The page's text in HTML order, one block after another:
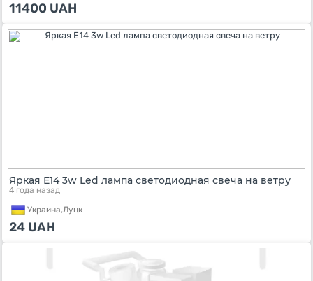
11400 UAH
Яркая E14 3w Led лампа светодиодная свеча на ветру
4 года назад
Украина,Луцк
24 UAH